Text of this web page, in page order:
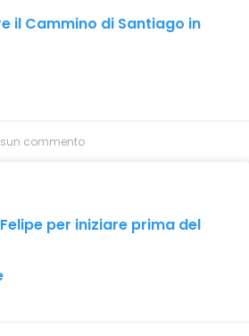
il Cammino di Santiago in
commento
per iniziare prima del